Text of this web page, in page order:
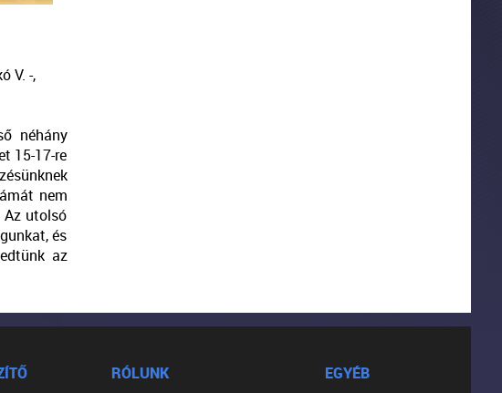
V. -,
néhány
15-17-re
nem
Az utolsó
és
az
RÓLUNK
EGYÉB